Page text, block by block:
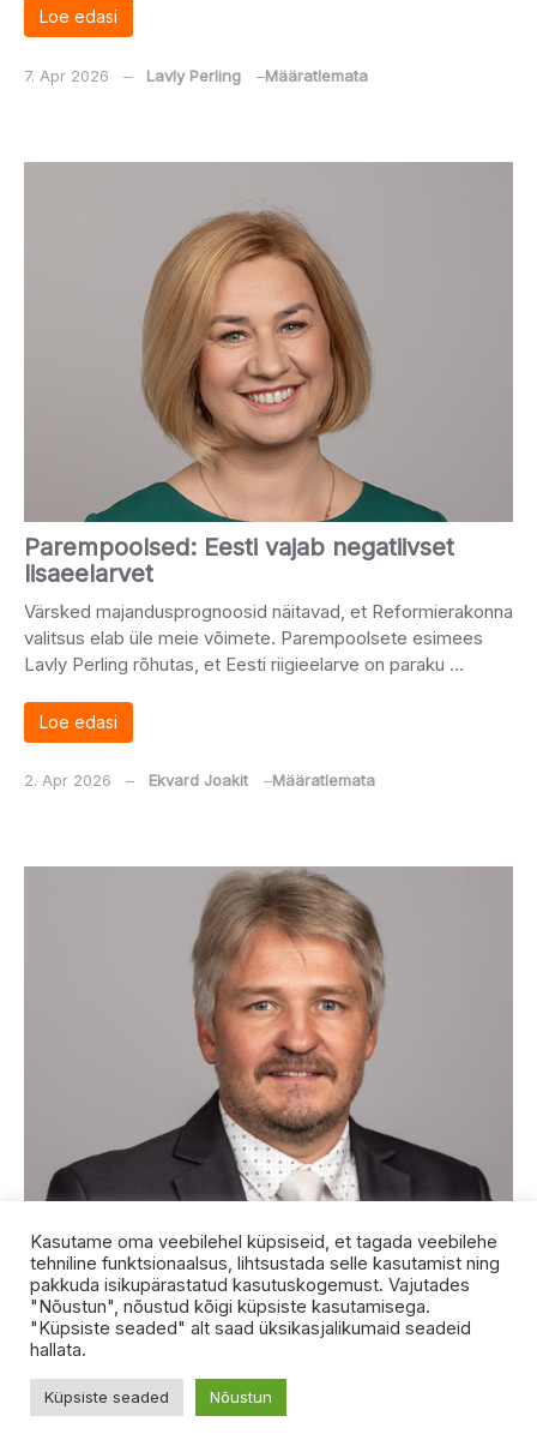
Loe edasi
7. Apr 2026 ‒ Lavly Perling ‒Määratlemata
Parempoolsed: Eesti vajab negatiivset
lisaeelarvet
Värsked majandusprognoosid näitavad, et Reformierakonna
valitsus elab üle meie võimete. Parempoolsete esimees
Lavly Perling rõhutas, et Eesti riigieelarve on paraku …
Loe edasi
2. Apr 2026 ‒ Ekvard Joakit ‒Määratlemata
Parempoolsed: käibemaks peab langema
20 protsendile!
Parempoolsed on seisukohal, et Eesti ei vaja rohkem
maksuerandeid. Selle asemel tuleb langetada üldine
esimees …
Kasutame oma veebilehel küpsiseid, et tagada veebilehe
tehniline funktsionaalsus, lihtsustada selle kasutamist ning
pakkuda isikupärastatud kasutuskogemust. Vajutades
"Nõustun", nõustud kõigi küpsiste kasutamisega.
"Küpsiste seaded" alt saad üksikasjalikumaid seadeid
hallata.
Küpsiste seaded Nõustun